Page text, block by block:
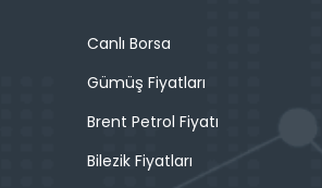
Canlı Borsa
Gümüş Fiyatları
Brent Petrol Fiyatı
Bilezik Fiyatları